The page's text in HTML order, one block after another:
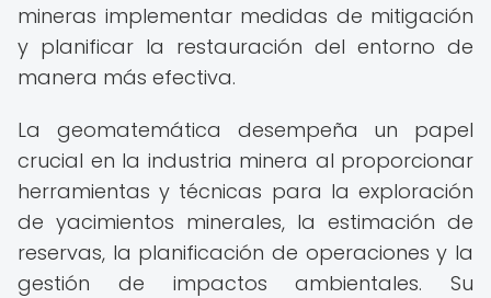
mineras implementar medidas de mitigación
y planificar la restauración del entorno de
manera más efectiva.
La geomatemática desempeña un papel
crucial en la industria minera al proporcionar
herramientas y técnicas para la exploración
de yacimientos minerales, la estimación de
reservas, la planificación de operaciones y la
gestión de impactos ambientales. Su